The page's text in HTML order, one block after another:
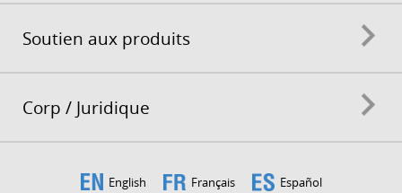
Soutien aux produits
Corp / Juridique
English Français Español